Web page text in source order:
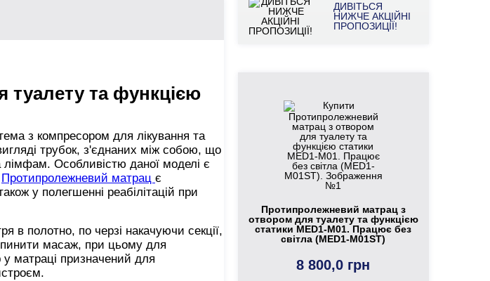
та функцією
з компресором для лікування та
трубок, з'єднаних між собою, що
лімфам. Особливістю даної моделі є
Протипролежневий матрац є
у полегшенні реабілітацій при
в полотно, по черзі накачуючи секції,
масаж, при цьому для
у матраці призначений для
ДИВІТЬСЯ
НИЖЧЕ АКЦІЙНІ
ПРОПОЗИЦІЇ!
Протипролежневий матрац з
отвором для туалету та функцією
статики MED1-M01. Працює без
світла (MED1-M01ST)
8 800,0 грн